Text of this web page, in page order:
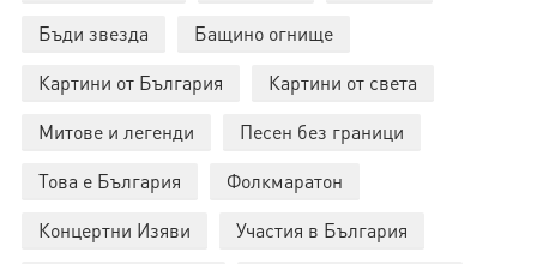
Бъди звезда
Бащино огнище
Картини от България
Картини от света
Митове и легенди
Песен без граници
Това е България
Фолкмаратон
Концертни Изяви
Участия в България